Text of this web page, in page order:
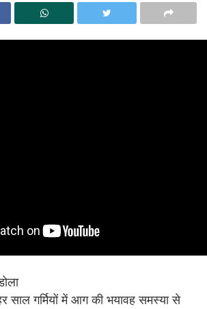
गर्मियों में आग की भयावह समस्या से